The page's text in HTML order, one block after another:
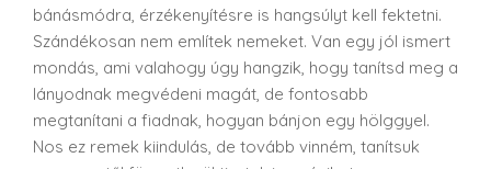
bánásmódra, érzékenyítésre is hangsúlyt kell fektetni.
Szándékosan nem említek nemeket. Van egy jól ismert
mondás, ami valahogy úgy hangzik, hogy tanítsd meg a
lányodnak megvédeni magát, de fontosabb
megtanítani a fiadnak, hogyan bánjon egy hölggyel.
Nos ez remek kiindulás, de tovább vinném, tanítsuk